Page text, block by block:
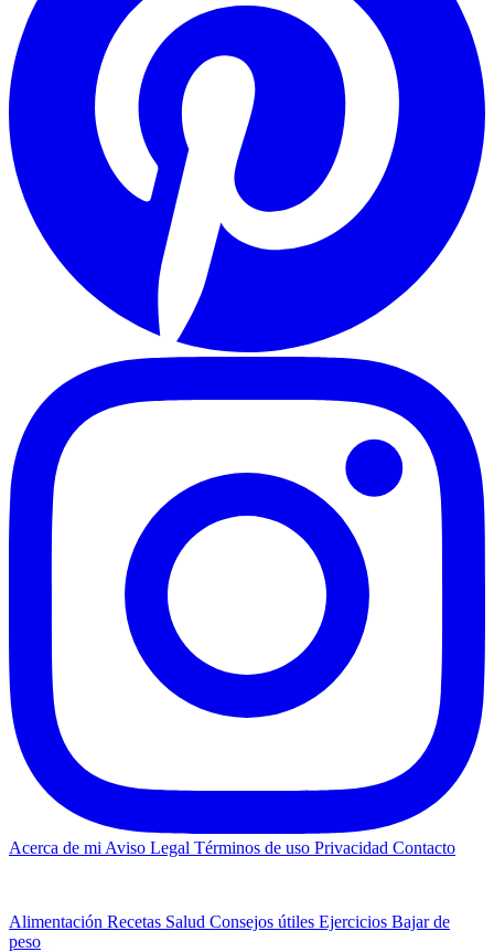
Acerca de mi Aviso Legal Términos de uso Privacidad Contacto
Alimentación Recetas Salud Consejos útiles Ejercicios Bajar de
peso